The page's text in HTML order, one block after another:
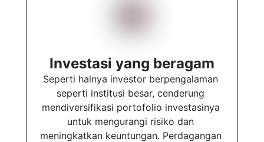
Investasi yang beragam
Seperti halnya investor berpengalaman
seperti institusi besar, cenderung
mendiversifikasi portofolio investasinya
untuk mengurangi risiko dan
meningkatkan keuntungan. Perdagangan